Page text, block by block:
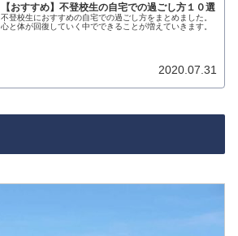
【おすすめ】不登校生の自宅での過ごし方１０選
不登校生におすすめの自宅での過ごし方をまとめました。
心と体が回復していく中でできることが増えていきます。
2020.07.31